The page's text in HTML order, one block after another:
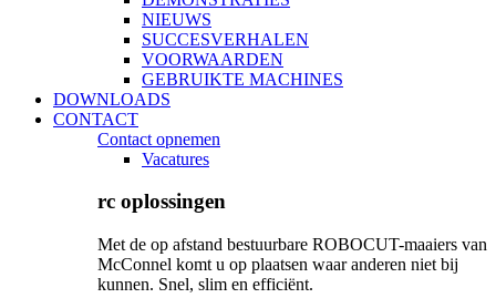
NIEUWS
SUCCESVERHALEN
VOORWAARDEN
GEBRUIKTE MACHINES
DOWNLOADS
CONTACT
Contact opnemen
Vacatures
rc oplossingen
Met de op afstand bestuurbare ROBOCUT-maaiers van
McConnel komt u op plaatsen waar anderen niet bij
kunnen. Snel, slim en efficiënt.